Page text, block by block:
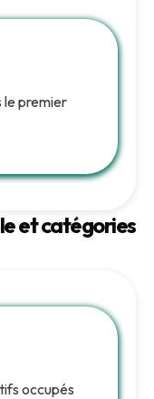
le premier
et catégories
occupés